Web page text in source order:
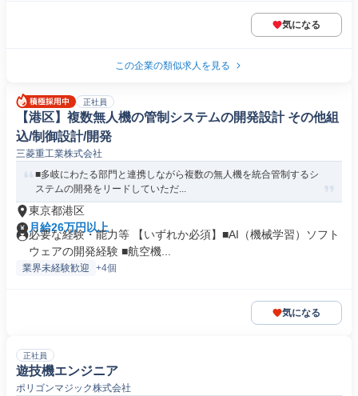
気になる
この企業の類似求人を見る
正社員
【港区】複数無人機の管制システムの開発設計 その他組
込/制御設計/開発
三菱重工業株式会社
■多岐にわたる部門と連携しながら複数の無人機を統合管制するシ
ステムの開発をリードしていただ...
東京都港区
月給26万円以上
必要な経験・能力等 【いずれか必須】■AI（機械学習）ソフト
ウェアの開発経験 ■航空機...
業界未経験歓迎 +4個
気になる
正社員
遊技機エンジニア
ポリゴンマジック株式会社